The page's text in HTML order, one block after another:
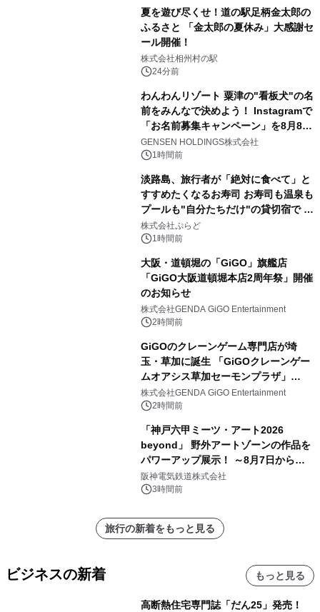
夏を遊び尽くせ！道の駅足柄金太郎の
ふるさと 「金太郎の夏休み」大感謝セ
ール開催！
株式会社相州村の駅
24分前
わんわんリゾート 粟津の"看板犬"の名
前をみんなで決めよう！ Instagramで
「お名前募集キャンペーン」を8月8日
(土)より開催
GENSEN HOLDINGS株式会社
1時間前
淡路島、旅行者が「絶対に食べて」と
すすめたくなるお寿司 お寿司も温泉も
プールも"自分たちだけ"の貸切宿で 1
日1組限定「岩屋温泉 絵島別庭 海と
森」の握り寿司プラン
株式会社ぷらど
1時間前
大阪・道頓堀の「GiGO」旗艦店
「GiGO大阪道頓堀本店2周年祭」開催
のお知らせ
株式会社GENDA GiGO Entertainment
2時間前
GiGOのクレーンゲーム専門店が埼
玉・草加に誕生 「GiGOクレーンゲー
ムオアシス草加セーモンプラザ」
2026年8月7日(金)10時グランドオープ
ン
株式会社GENDA GiGO Entertainment
2時間前
「神戸六甲ミーツ・アート2026
beyond」 野外アートゾーンの作品を
パワーアップ展示！ ～8月7日からは
直前割パスポートを販売～
阪神電気鉄道株式会社
3時間前
旅行の新着をもっと見る
ビジネスの新着 もっと見る
高断熱住宅専門誌「だん25」発売！